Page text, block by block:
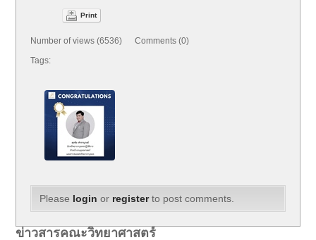
Print
Number of views (6536) Comments (0)
Tags:
Please login or registerto post comments.
ข่าวสารคณะวิทยาศาสตร์